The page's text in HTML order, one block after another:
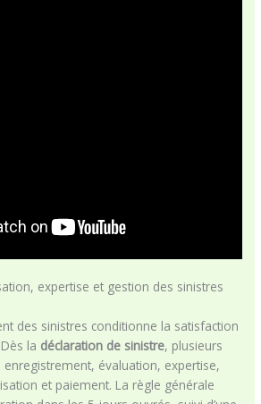
expertise et gestion des sinistres
des sinistres conditionne la satisfaction
la déclaration de sinistre, plusieurs
enregistrement, évaluation, expertise,
et paiement. La règle générale